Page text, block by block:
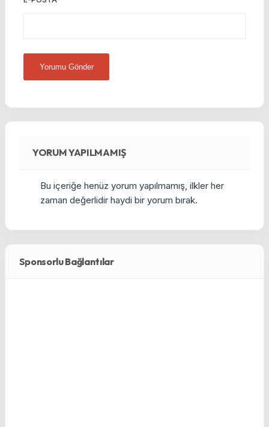
YORUM YAPILMAMIŞ
Bu içeriğe henüz yorum yapılmamış, ilkler her
zaman değerlidir haydi bir yorum bırak.
Sponsorlu Bağlantılar